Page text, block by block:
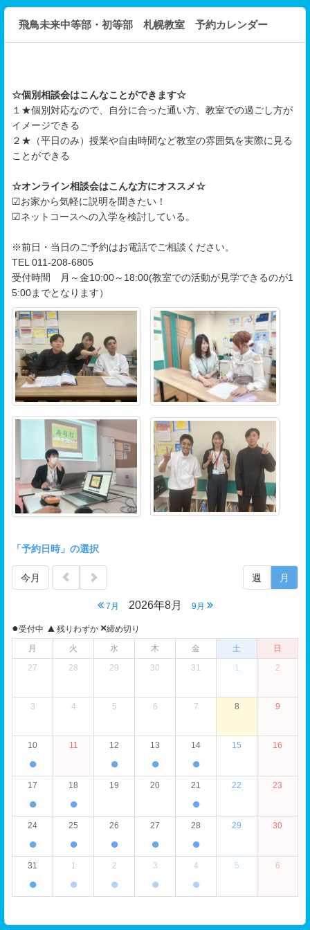
飛鳥未来中等部・初等部 札幌教室 予約カレンダー
☆個別相談会はこんなことができます☆
１★個別対応なので、自分に合った通い方、教室での過ごし方が
イメージできる
２★（平日のみ）授業や自由時間など教室の雰囲気を実際に見る
ことができる
☆オンライン相談会はこんな方にオススメ☆
☑お家から気軽に説明を聞きたい！
☑ネットコースへの入学を検討している。
※前日・当日のご予約はお電話でご相談ください。
TEL 011-208-6805
受付時間 月～金10:00～18:00(教室での活動が見学できるのが1
5:00までとなります）
「予約日時」の選択
今月
7月 2026年8月 9月
週 月
●受付中 ▲ 残りわずか ×締め切り
月
火 水 木 金 土
日
27
28 29 30 31 1 2
3 4 5 6 7 8 9
10
●
11 12
●
13
●
14
●
15 16
17
●
18
●
19 20 21
●
22 23
24
●
25
●
26
●
27
●
28
●
29 30
31
●
1
●
2
●
3
●
4
●
5 6